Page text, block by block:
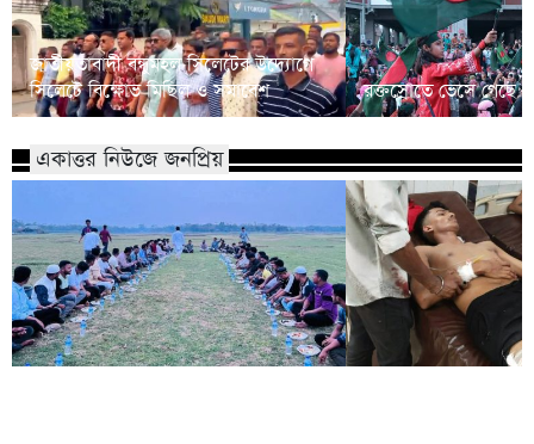
জাতীয়তাবাদী বন্ধুমহল সিলেটের উদ্যোগে
সিলেটে বিক্ষোভ মিছিল ও সমাবেশ
রক্তস্রোতে ভেসে গেছে
একাত্তর নিউজে জনপ্রিয়